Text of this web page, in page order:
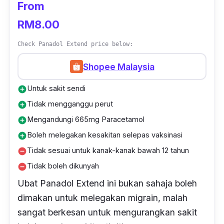
From
RM8.00
Check Panadol Extend price below:
Shopee Malaysia
add_circleUntuk sakit sendi
add_circleTidak mengganggu perut
add_circleMengandungi 665mg Paracetamol
add_circleBoleh melegakan kesakitan selepas vaksinasi
remove_circleTidak sesuai untuk kanak-kanak bawah 12 tahun
remove_circleTidak boleh dikunyah
Ubat Panadol Extend ini bukan sahaja boleh
dimakan untuk melegakan migrain, malah
sangat berkesan untuk mengurangkan sakit